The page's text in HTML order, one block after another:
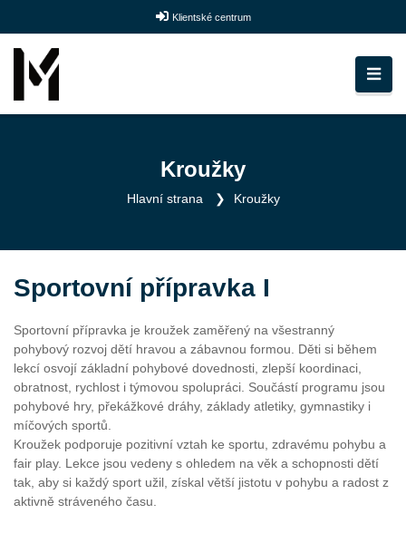
Klientské centrum
Kroužky
Hlavní strana Kroužky
Sportovní přípravka I
Sportovní přípravka je kroužek zaměřený na všestranný
pohybový rozvoj dětí hravou a zábavnou formou. Děti si během
lekcí osvojí základní pohybové dovednosti, zlepší koordinaci,
obratnost, rychlost i týmovou spolupráci. Součástí programu jsou
pohybové hry, překážkové dráhy, základy atletiky, gymnastiky i
míčových sportů.
Kroužek podporuje pozitivní vztah ke sportu, zdravému pohybu a
fair play. Lekce jsou vedeny s ohledem na věk a schopnosti dětí
tak, aby si každý sport užil, získal větší jistotu v pohybu a radost z
aktivně stráveného času.